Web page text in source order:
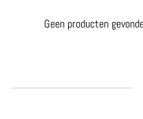
Geen producten